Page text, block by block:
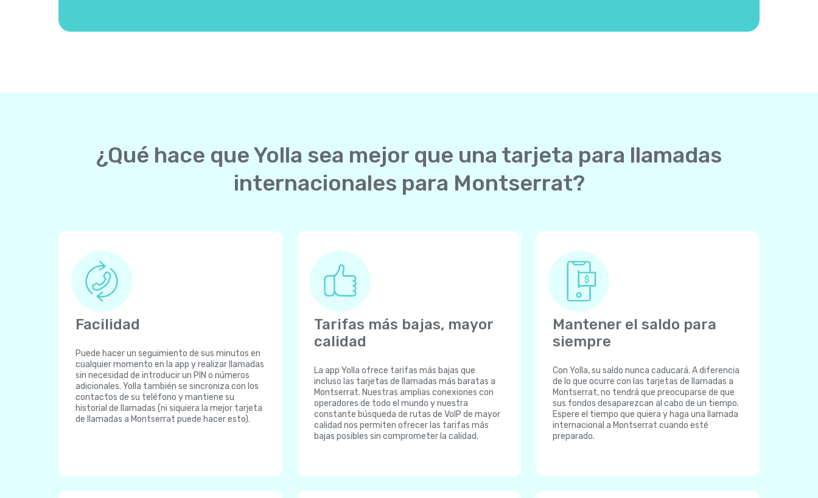
¿Qué hace que Yolla sea mejor que una tarjeta para llamadas
internacionales para Montserrat?
Facilidad
Puede hacer un seguimiento de sus minutos en
cualquier momento en la app y realizar llamadas
sin necesidad de introducir un PIN o números
adicionales. Yolla también se sincroniza con los
contactos de su teléfono y mantiene su
historial de llamadas (ni siquiera la mejor tarjeta
de llamadas a Montserrat puede hacer esto).
Tarifas más bajas, mayor
calidad
La app Yolla ofrece tarifas más bajas que
incluso las tarjetas de llamadas más baratas a
Montserrat. Nuestras amplias conexiones con
operadores de todo el mundo y nuestra
constante búsqueda de rutas de VoIP de mayor
calidad nos permiten ofrecer las tarifas más
bajas posibles sin comprometer la calidad.
Mantener el saldo para
siempre
Con Yolla, su saldo nunca caducará. A diferencia
de lo que ocurre con las tarjetas de llamadas a
Montserrat, no tendrá que preocuparse de que
sus fondos desaparezcan al cabo de un tiempo.
Espere el tiempo que quiera y haga una llamada
internacional a Montserrat cuando esté
preparado.